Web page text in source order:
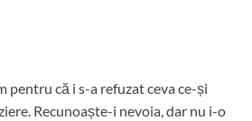
pentru că i s-a refuzat ceva ce-și
Recunoaște-i nevoia, dar nu i-o